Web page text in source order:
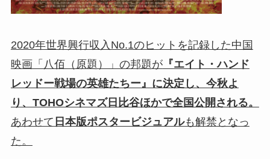
2020年世界興行収入No.1のヒットを記録した中国
映画「八佰（原題）」の邦題が『エイト・ハンド
レッドー戦場の英雄たちー』に決定し、今秋よ
り、TOHOシネマズ日比谷ほかで全国公開される。
あわせて 日本版ポスタービジュアルも解禁となっ
た。